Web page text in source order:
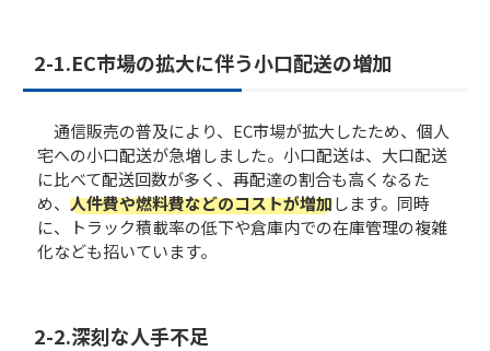
2-1.EC市場の拡大に伴う小口配送の増加
通信販売の普及により、EC市場が拡大したため、個人
宅への小口配送が急増しました。小口配送は、大口配送
に比べて配送回数が多く、再配達の割合も高くなるた
め、 人件費や燃料費などのコストが増加します。同時
に、トラック積載率の低下や倉庫内での在庫管理の複雑
化なども招いています。
2-2.深刻な人手不足